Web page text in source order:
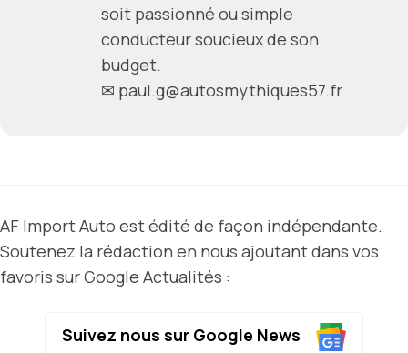
soit passionné ou simple
conducteur soucieux de son
budget.
✉ paul.g@autosmythiques57.fr
AF Import Auto est édité de façon indépendante.
Soutenez la rédaction en nous ajoutant dans vos
favoris sur Google Actualités :
Suivez nous sur Google News